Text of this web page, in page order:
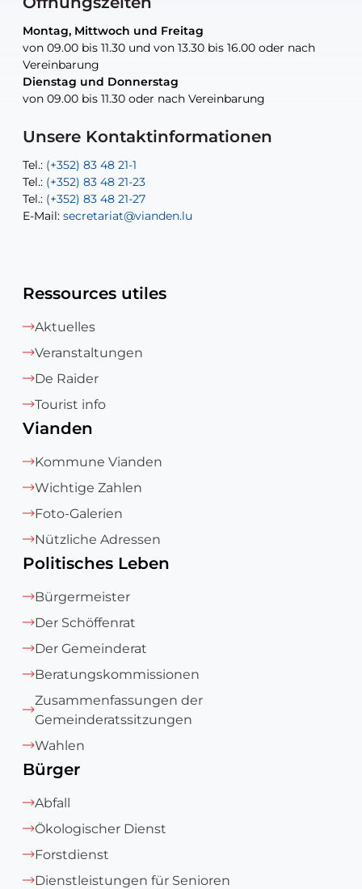
Montag, Mittwoch und Freitag
von 09.00 bis 11.30 und von 13.30 bis 16.00 oder nach
Vereinbarung
Dienstag und Donnerstag
von 09.00 bis 11.30 oder nach Vereinbarung
Unsere Kontaktinformationen
Tel.: (+352) 83 48 21-1
Tel.: (+352) 83 48 21-23
Tel.: (+352) 83 48 21-27
E-Mail: secretariat@vianden.lu
Montag, Mittwoch und Freitag
von 09.00 bis 11.30 und von 13.30 bis 16.00 oder nach
Vereinbarung
Dienstag und Donnerstag
von 09.00 bis 11.30 oder nach Vereinbarung
Tel.: (+352) 83 48 21-20
Tel.: (+352) 83 48 21-22
E-Mail:sofia.carvalho@vianden.lu
E-Mail: diane.storn@vianden.lu
nur nach Vereinbarung
Tel.: (+352) 83 48 21-24
nur nach Vereinbarung
E-Mail: aisha.abdullah@vianden.lu
E-Mail:jos.cormemans@vianden.lu
nur nach Vereinbarung
Tel.: (+352) 83 48 21-51
E-Mail:atelier@vianden.lu
Ressources utiles
Aktuelles
Veranstaltungen
De Raider
Tourist info
Vianden
Kommune Vianden
Wichtige Zahlen
Foto-Galerien
Nützliche Adressen
Politisches Leben
Bürgermeister
Der Schöffenrat
Der Gemeinderat
Beratungskommissionen
Zusammenfassungen der
Gemeinderatssitzungen
Wahlen
Bürger
Abfall
Ökologischer Dienst
Forstdienst
Dienstleistungen für Senioren